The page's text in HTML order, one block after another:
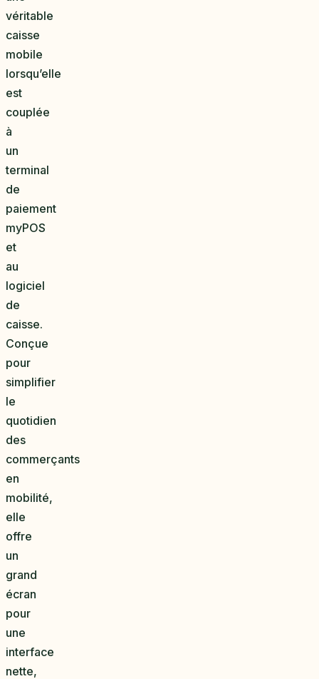
véritable
caisse
mobile
lorsqu’elle
est
couplée
à
un
terminal
de
paiement
myPOS
et
au
logiciel
de
caisse.
Conçue
pour
simplifier
le
quotidien
des
commerçants
en
mobilité,
elle
offre
un
grand
écran
pour
une
interface
nette,